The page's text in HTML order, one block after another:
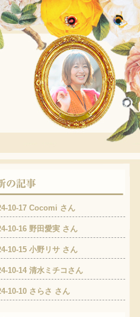
10-17 Cocomi さん
10-16 野田愛実 さん
10-15 小野リサ さん
10-14 清水ミチコさん
10-10 さらさ さん